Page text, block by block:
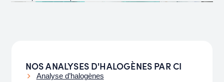
NOS ANALYSES D'HALOGÈNES PAR CI
Analyse d’halogènes